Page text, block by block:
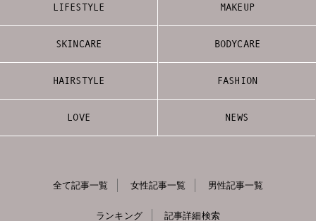
LIFESTYLE MAKEUP
SKINCARE BODYCARE
HAIRSTYLE FASHION
LOVE NEWS
全て記事一覧 女性記事一覧 男性記事一覧
ランキング 記事詳細検索